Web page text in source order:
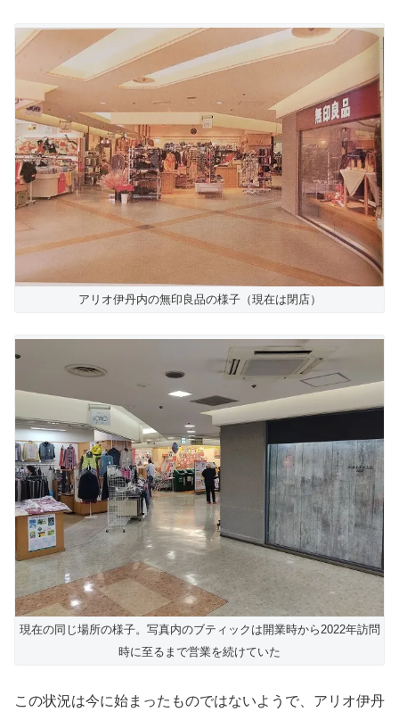
アリオ伊丹内の無印良品の様子（現在は閉店）
現在の同じ場所の様子。写真内のブティックは開業時から2022年訪問
時に至るまで営業を続けていた
この状況は今に始まったものではないようで、アリオ伊丹